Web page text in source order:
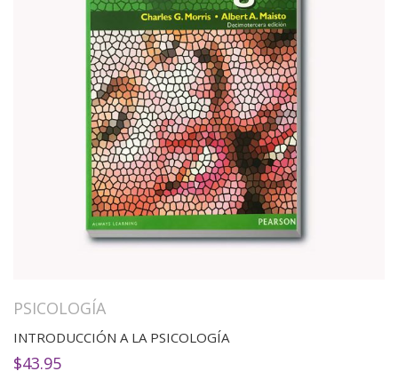
PSICOLOGÍA
INTRODUCCIÓN A LA PSICOLOGÍA
$43.95